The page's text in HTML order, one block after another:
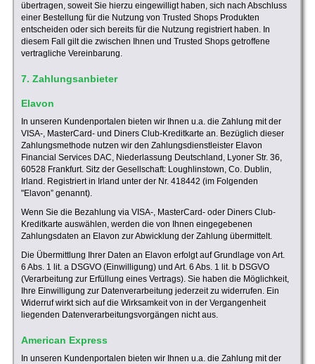
übertragen, soweit Sie hierzu eingewilligt haben, sich nach Abschluss
einer Bestellung für die Nutzung von Trusted Shops Produkten
entscheiden oder sich bereits für die Nutzung registriert haben. In
diesem Fall gilt die zwischen Ihnen und Trusted Shops getroffene
vertragliche Vereinbarung.
7. Zahlungsanbieter
Elavon
In unseren Kundenportalen bieten wir Ihnen u.a. die Zahlung mit der
VISA-, MasterCard- und Diners Club-Kreditkarte an. Bezüglich dieser
Zahlungsmethode nutzen wir den Zahlungsdienstleister Elavon
Financial Services DAC, Niederlassung Deutschland, Lyoner Str. 36,
60528 Frankfurt. Sitz der Gesellschaft: Loughlinstown, Co. Dublin,
Irland. Registriert in Irland unter der Nr. 418442 (im Folgenden
"Elavon” genannt).
Wenn Sie die Bezahlung via VISA-, MasterCard- oder Diners Club-
Kreditkarte auswählen, werden die von Ihnen eingegebenen
Zahlungsdaten an Elavon zur Abwicklung der Zahlung übermittelt.
Die Übermittlung Ihrer Daten an Elavon erfolgt auf Grundlage von Art.
6 Abs. 1 lit. a DSGVO (Einwilligung) und Art. 6 Abs. 1 lit. b DSGVO
(Verarbeitung zur Erfüllung eines Vertrags). Sie haben die Möglichkeit,
Ihre Einwilligung zur Datenverarbeitung jederzeit zu widerrufen. Ein
Widerruf wirkt sich auf die Wirksamkeit von in der Vergangenheit
liegenden Datenverarbeitungsvorgängen nicht aus.
American Express
In unseren Kundenportalen bieten wir Ihnen u.a. die Zahlung mit der